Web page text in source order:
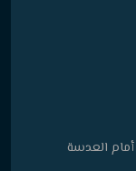
العدسة